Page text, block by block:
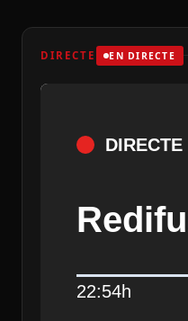
DIRECTE EN DIRECTE
DIRECTE
22:54h